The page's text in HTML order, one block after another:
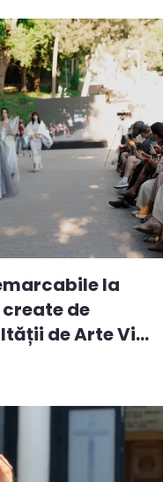
la
de
de Arte Vi...